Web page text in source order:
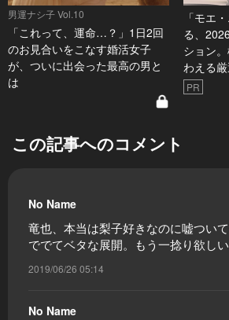
男運ナシ子 Vol.10
「これって、運命…？」1日2回
のお見合いをこなす婚活女子
が、ついに出会った最高の男と
は
「モエ
る、
ション
わえる
PR
この記事へのコメント
No Name
竜也、本当は梨子好きなのに嘘つい
ででてベタな展開。もう一捻り欲しい
2019/06/26 05:14
No Name